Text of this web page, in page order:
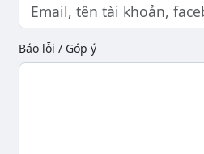
Báo lỗi / Góp ý